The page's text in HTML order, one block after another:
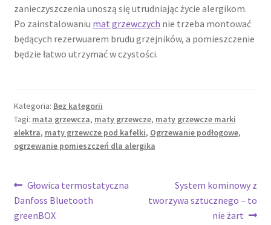
zanieczyszczenia unoszą się utrudniając życie alergikom.
Po zainstalowaniu mat grzewczych nie trzeba montować
będących rezerwuarem brudu grzejników, a pomieszczenie
będzie łatwo utrzymać w czystości.
Kategoria: Bez kategorii
Tagi: mata grzewcza, maty grzewcze, maty grzewcze marki
elektra, maty grzewcze pod kafelki, Ogrzewanie podłogowe,
ogrzewanie pomieszczeń dla alergika
Nawigacja
wpisu
Poprzedni
wpis:
Głowica termostatyczna
Danfoss Bluetooth
greenBOX
Następny
wpis:
System kominowy z
tworzywa sztucznego – to
nie żart